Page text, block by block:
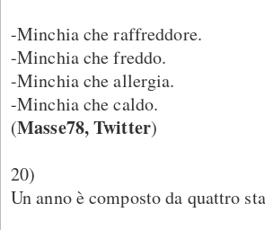
-Minchia che raffreddore.
-Minchia che freddo.
-Minchia che allergia.
-Minchia che caldo.
(Masse78, Twitter)
20)
Un anno è composto da quattro